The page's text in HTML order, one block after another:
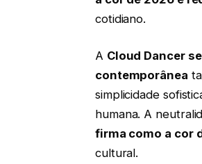
cotidiano.
A Cloud Dancer
contemporânea
simplicidade
humana. A
firma como a cor
cultural.